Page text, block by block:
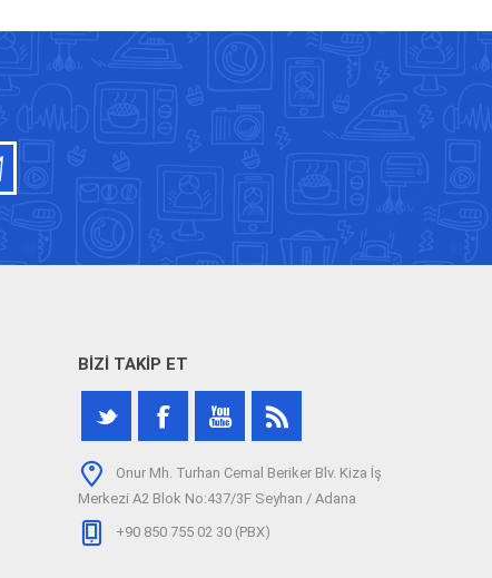
BIZI TAKIP ET
Onur Mh. Turhan Cemal Beriker Blv. Kiza İş
Merkezi A2 Blok No:437/3F Seyhan / Adana
+90 850 755 02 30 (PBX)